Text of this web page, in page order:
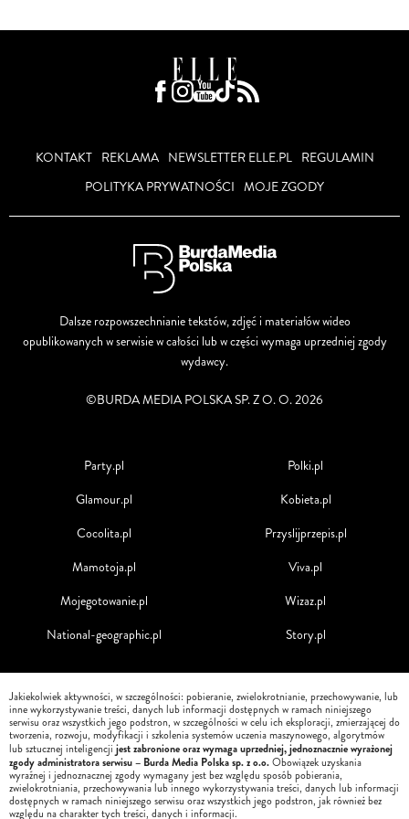
KONTAKT REKLAMA NEWSLETTER ELLE.PL
REGULAMIN
POLITYKA PRYWATNOŚCI MOJE ZGODY
Dalsze rozpowszechnianie tekstów, zdjęć i materiałów wideo
opublikowanych w serwisie w całości lub w części wymaga uprzedniej zgody
wydawcy.
©BURDA MEDIA POLSKA SP. Z O. O. 2026
Party.pl
Glamour.pl
Cocolita.pl
Mamotoja.pl
Mojegotowanie.pl
National-geographic.pl
Polki.pl
Kobieta.pl
Przyslijprzepis.pl
Viva.pl
Wizaz.pl
Story.pl
Jakiekolwiek aktywności, w szczególności: pobieranie, zwielokrotnianie, przechowywanie, lub
inne wykorzystywanie treści, danych lub informacji dostępnych w ramach niniejszego
serwisu oraz wszystkich jego podstron, w szczególności w celu ich eksploracji, zmierzającej do
tworzenia, rozwoju, modyfikacji i szkolenia systemów uczenia maszynowego, algorytmów
lub sztucznej inteligencji jest zabronione oraz wymaga uprzedniej, jednoznacznie wyrażonej
zgody administratora serwisu – Burda Media Polska sp. z o.o.Obowiązek uzyskania
wyraźnej i jednoznacznej zgody wymagany jest bez względu sposób pobierania,
zwielokrotniania, przechowywania lub innego wykorzystywania treści, danych lub informacji
dostępnych w ramach niniejszego serwisu oraz wszystkich jego podstron, jak również bez
względu na charakter tych treści, danych i informacji.